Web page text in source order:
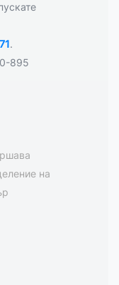
.
895
на